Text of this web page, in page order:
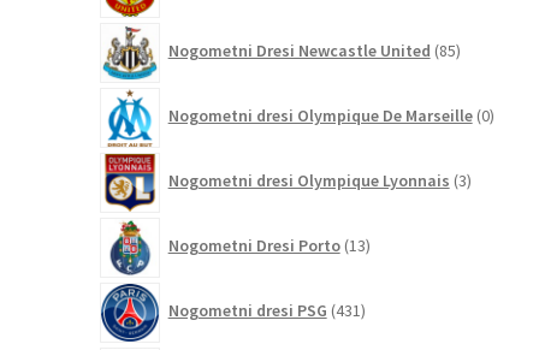
Nogometni Dresi Newcastle United 85izdelkov
Nogometni dresi Olympique De Marseille 0
Nogometni dresi Olympique Lyonnais 3izdelki
Nogometni Dresi Porto 13izdelkov
Nogometni dresi PSG 431izdelkov